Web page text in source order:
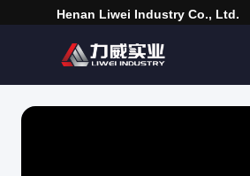
Henan Liwei Industry Co., Ltd.